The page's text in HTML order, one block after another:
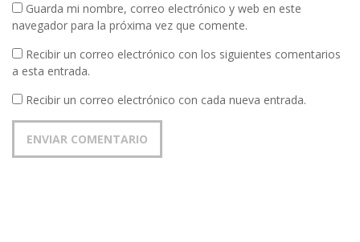
Guarda mi nombre, correo electrónico y web en este
navegador para la próxima vez que comente.
Recibir un correo electrónico con los siguientes comentarios
a esta entrada.
Recibir un correo electrónico con cada nueva entrada.